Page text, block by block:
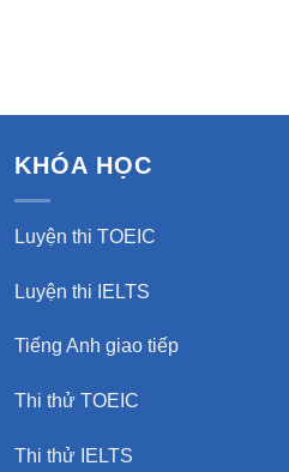
KHÓA HỌC
Luyện thi TOEIC
Luyện thi IELTS
Tiếng Anh giao tiếp
Thi thử TOEIC
Thi thử IELTS